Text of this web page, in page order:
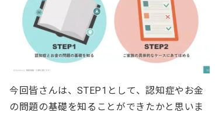
今回皆さんは、STEP1として、認知症やお金
の問題の基礎を知ることができたかと思いま